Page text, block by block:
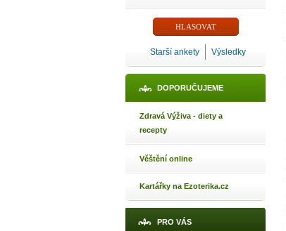
Starší ankety Výsledky
DOPORUČUJEME
Zdravá Výživa - diety a
recepty
Věštění online
Kartářky na Ezoterika.cz
PRO VÁS